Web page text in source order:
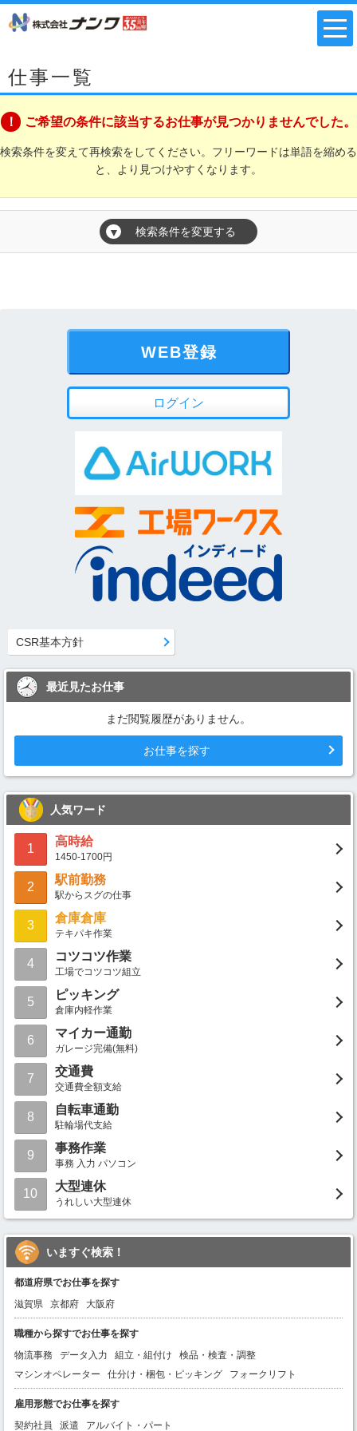
仕事一覧
ご希望の条件に該当するお仕事が見つかりませんでした。
検索条件を変えて再検索をしてください。フリーワードは単語を縮める
と、より見つけやすくなります。
▼ 検索条件を変更する
WEB登録
ログイン
CSR基本方針
最近見たお仕事
まだ閲覧履歴がありません。
お仕事を探す
人気ワード
1
高時給
1450-1700円
2
駅前勤務
駅からスグの仕事
3
倉庫倉庫
テキパキ作業
4
コツコツ作業
工場でコツコツ組立
5
ピッキング
倉庫内軽作業
6
マイカー通勤
ガレージ完備(無料)
7
交通費
交通費全額支給
8
自転車通勤
駐輪場代支給
9
事務作業
事務 入力 パソコン
10
大型連休
うれしい大型連休
いますぐ検索！
都道府県でお仕事を探す
滋賀県
京都府 大阪府
職種から探すでお仕事を探す
物流事務
データ入力 組立・組付け
検品・検査・調整
マシンオペレーター
仕分け・梱包・ピッキング フォークリフト
雇用形態でお仕事を探す
契約社員
派遣 アルバイト・パート